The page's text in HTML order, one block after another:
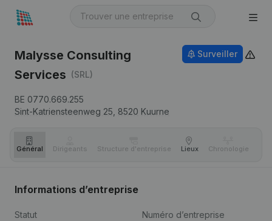
Malysse Consulting
Services (SRL)
BE 0770.669.255
Sint-Katriensteenweg 25, 8520 Kuurne
Surveiller
Général Dirigeants Structure d'entreprise Lieux Chronologie
Informations d’entreprise
Statut
Numéro d’entreprise